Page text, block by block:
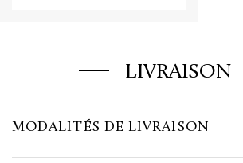
LIVRAISON
MODALITÉS DE LIVRAISON